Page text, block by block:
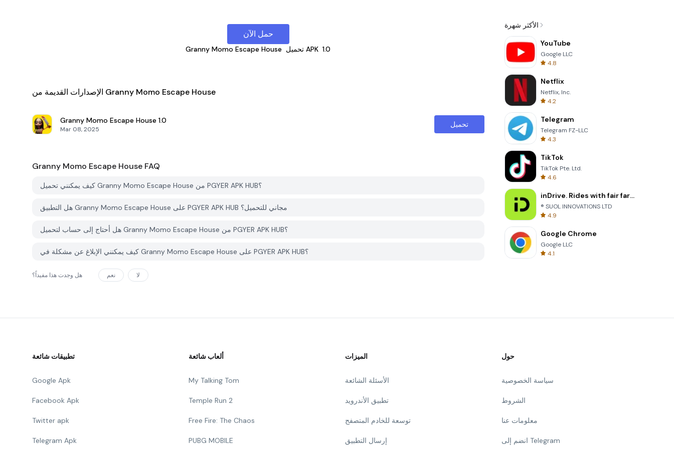
حمل الآن
Granny Momo Escape House تحميل APK 1.0
الإصدارات القديمة من Granny Momo Escape House
Granny Momo Escape House 1.0
Mar 08, 2025
تحميل
Granny Momo Escape House FAQ
كيف يمكنني تحميل Granny Momo Escape House من PGYER APK HUB؟
هل التطبيق Granny Momo Escape House على PGYER APK HUB مجاني للتحميل؟
هل أحتاج إلى حساب لتحميل Granny Momo Escape House من PGYER APK HUB؟
كيف يمكنني الإبلاغ عن مشكلة في Granny Momo Escape House على PGYER APK HUB؟
هل وجدت هذا مفيداً؟ نعم لا
الأكثر شهرة
YouTube
Google LLC
4.8
Netflix
Netflix, Inc.
4.2
Telegram
Telegram FZ-LLC
4.3
TikTok
TikTok Pte. Ltd.
4.6
inDrive. Rides with fair fares
® SUOL INNOVATIONS LTD
4.9
Google Chrome
Google LLC
4.1
تطبيقات شائعة
Google Apk
Facebook Apk
Twitter apk
Telegram Apk
ألعاب شائعة
My Talking Tom
Temple Run 2
Free Fire: The Chaos
PUBG MOBILE
الميزات
الأسئلة الشائعة
تطبيق الأندرويد
توسعة للخادم المتصفح
إرسال التطبيق
حول
سياسة الخصوصية
الشروط
معلومات عنا
انضم إلى Telegram